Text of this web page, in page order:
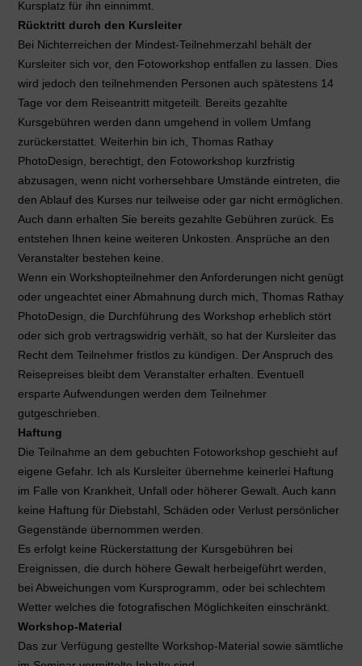
Kursplatz für ihn einnimmt.
Rücktritt durch den Kursleiter
Bei Nichterreichen der Mindest-Teilnehmerzahl behält der
Kursleiter sich vor, den Fotoworkshop entfallen zu lassen. Dies
wird jedoch den teilnehmenden Personen auch spätestens 14
Tage vor dem Reiseantritt mitgeteilt. Bereits gezahlte
Kursgebühren werden dann umgehend in vollem Umfang
zurückerstattet. Weiterhin bin ich, Thomas Rathay
PhotoDesign, berechtigt, den Fotoworkshop kurzfristig
abzusagen, wenn nicht vorhersehbare Umstände eintreten, die
den Ablauf des Kurses nur teilweise oder gar nicht ermöglichen.
Auch dann erhalten Sie bereits gezahlte Gebühren zurück. Es
entstehen Ihnen keine weiteren Unkosten. Ansprüche an den
Veranstalter bestehen keine.
Wenn ein Workshopteilnehmer den Anforderungen nicht genügt
oder ungeachtet einer Abmahnung durch mich, Thomas Rathay
PhotoDesign, die Durchführung des Workshop erheblich stört
oder sich grob vertragswidrig verhält, so hat der Kursleiter das
Recht dem Teilnehmer fristlos zu kündigen. Der Anspruch des
Reisepreises bleibt dem Veranstalter erhalten. Eventuell
ersparte Aufwendungen werden dem Teilnehmer
gutgeschrieben.
Haftung
Die Teilnahme an dem gebuchten Fotoworkshop geschieht auf
eigene Gefahr. Ich als Kursleiter übernehme keinerlei Haftung
im Falle von Krankheit, Unfall oder höherer Gewalt. Auch kann
keine Haftung für Diebstahl, Schäden oder Verlust persönlicher
Gegenstände übernommen werden.
Es erfolgt keine Rückerstattung der Kursgebühren bei
Ereignissen, die durch höhere Gewalt herbeigeführt werden,
bei Abweichungen vom Kursprogramm, oder bei schlechtem
Wetter welches die fotografischen Möglichkeiten einschränkt.
Workshop-Material
Das zur Verfügung gestellte Workshop-Material sowie sämtliche